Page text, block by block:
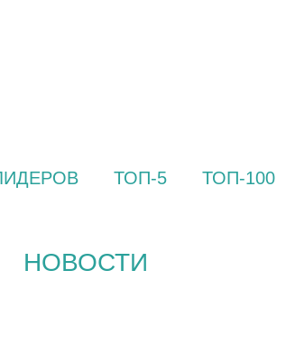
ТОП-5 ТОП-100
НОВОСТИ